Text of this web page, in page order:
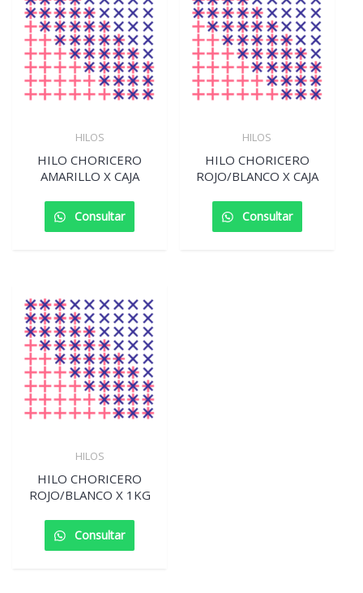
HILOS
HILO CHORICERO
AMARILLO X CAJA
Consultar
HILOS
HILO CHORICERO
ROJO/BLANCO X CAJA
Consultar
HILOS
HILO CHORICERO
ROJO/BLANCO X 1KG
Consultar